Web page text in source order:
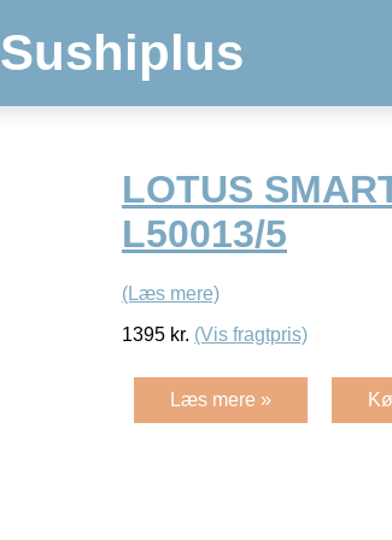
Sushiplus
LOTUS
L50013/5
(Læs mere)
1395 kr. (Vis fragtpris)
Læs mere »